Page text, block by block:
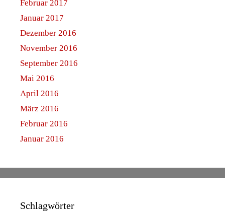
Februar 2017
Januar 2017
Dezember 2016
November 2016
September 2016
Mai 2016
April 2016
März 2016
Februar 2016
Januar 2016
Schlagwörter